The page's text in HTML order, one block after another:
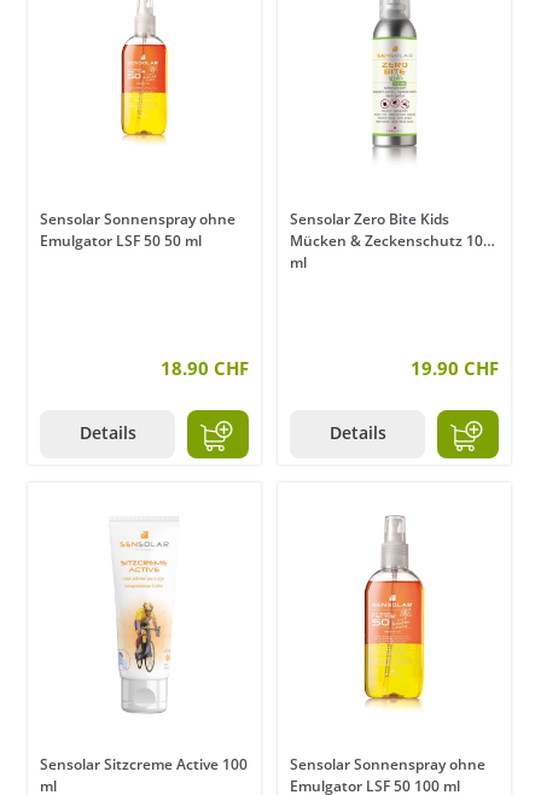
Sensolar Sonnenspray ohne
Emulgator LSF 50 50 ml
18.90 CHF
Details
Sensolar Zero Bite Kids
Mücken & Zeckenschutz 100
ml
19.90 CHF
Details
Sensolar Sitzcreme Active 100
ml
Sensolar Sonnenspray ohne
Emulgator LSF 50 100 ml